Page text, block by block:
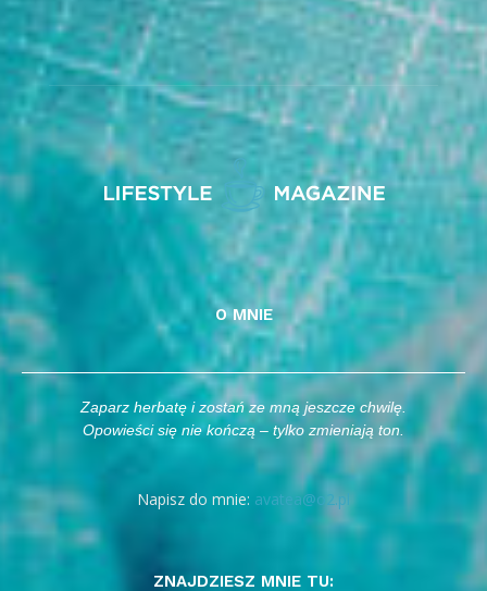
O MNIE
Zaparz herbatę i zostań ze mną jeszcze chwilę.
Opowieści się nie kończą – tylko zmieniają ton.
Napisz do mnie: avatea@o2.pl
ZNAJDZIESZ MNIE TU: